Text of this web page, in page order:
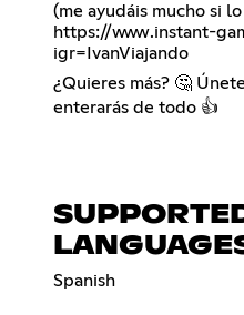
(me ayudáis mucho si
https://www.instant-
igr=IvanViajando
¿Quieres más? 🤔
enterarás de todo 👍
Spanish